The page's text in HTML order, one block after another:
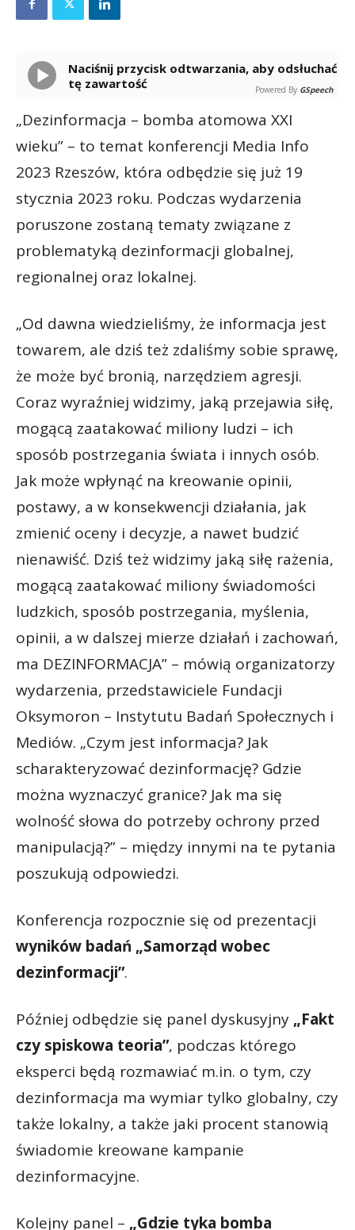
Naciśnij przycisk odtwarzania, aby odsłuchać
tę zawartość
Powered By GSpeech
„Dezinformacja – bomba atomowa XXI
wieku” – to temat konferencji Media Info
2023 Rzeszów, która odbędzie się już 19
stycznia 2023 roku. Podczas wydarzenia
poruszone zostaną tematy związane z
problematyką dezinformacji globalnej,
regionalnej oraz lokalnej.
„Od dawna wiedzieliśmy, że informacja jest
towarem, ale dziś też zdaliśmy sobie sprawę,
że może być bronią, narzędziem agresji.
Coraz wyraźniej widzimy, jaką przejawia siłę,
mogącą zaatakować miliony ludzi – ich
sposób postrzegania świata i innych osób.
Jak może wpłynąć na kreowanie opinii,
postawy, a w konsekwencji działania, jak
zmienić oceny i decyzje, a nawet budzić
nienawiść. Dziś też widzimy jaką siłę rażenia,
mogącą zaatakować miliony świadomości
ludzkich, sposób postrzegania, myślenia,
opinii, a w dalszej mierze działań i zachowań,
ma DEZINFORMACJA” – mówią organizatorzy
wydarzenia, przedstawiciele Fundacji
Oksymoron – Instytutu Badań Społecznych i
Mediów. „Czym jest informacja? Jak
scharakteryzować dezinformację? Gdzie
można wyznaczyć granice? Jak ma się
wolność słowa do potrzeby ochrony przed
manipulacją?” – między innymi na te pytania
poszukują odpowiedzi.
Konferencja rozpocznie się od prezentacji
wyników badań „Samorząd wobec
dezinformacji”.
Później odbędzie się panel dyskusyjny „Fakt
czy spiskowa teoria”, podczas którego
eksperci będą rozmawiać m.in. o tym, czy
dezinformacja ma wymiar tylko globalny, czy
także lokalny, a także jaki procent stanowią
świadomie kreowane kampanie
dezinformacyjne.
Kolejny panel – „Gdzie tyka bomba